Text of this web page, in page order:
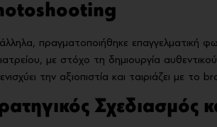
πραγματοποιήθηκε επαγγελματική
με στόχο τη δημιουργία
την αξιοπιστία και ταιριάζει με το
Σχεδιασμός